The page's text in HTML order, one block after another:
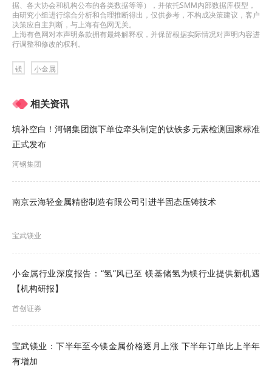
》订购查看SMM金属现货历史价格走势
现货市场方面：
据SMM报价显示，1月5日，SMM
元/吨，较前一交易日上涨1.9%，镁锭价格顺利斩获
节后 “开门红”。
回顾镁锭2025年的价格表现可以看出：2025年90镁
锭市场价格呈现“M”形走势，价格重心显著下移。价
15050元/吨；紧接着价格低位反弹，5月13日达到
年内高位17450元/吨；随着贸易商受畏高情绪驱使
低价抛货，由此引发价格崩塌，价格弱势震荡至6月
据、各大协会和机构公布的各类数据等等），并依托SMM内部数据库模型，
由研究小组进行综合分析和合理推断得出，仅供参考，不构成决策建议，客户
决策应自主判断，与上海有色网无关。
上海有色网对本声明条款拥有最终解释权，并保留根据实际情况对声明内容进
行调整和修改的权利。
镁 小金属
相关资讯
填补空白！河钢集团旗下单位牵头制定的钛铁多元素检测国家标准
正式发布
河钢集团
南京云海轻金属精密制造有限公司引进半固态压铸技术
宝武镁业
小金属行业深度报告：“氢”风已至 镁基储氢为镁行业提供新机遇
【机构研报】
首创证券
宝武镁业：下半年至今镁金属价格逐月上涨 下半年订单比上半年
有增加